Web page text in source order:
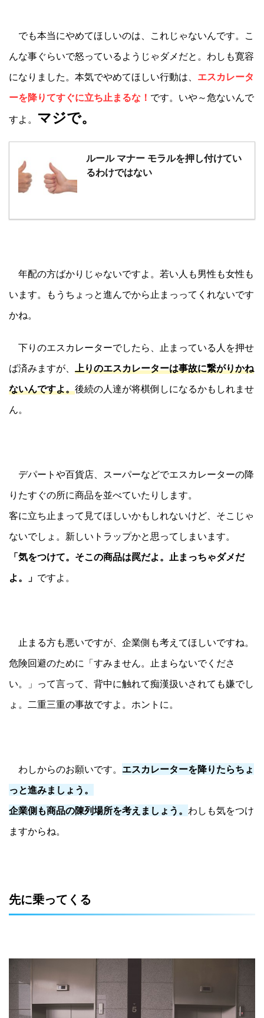
でも本当にやめてほしいのは、これじゃないんです。こ
んな事ぐらいで怒っているようじゃダメだと。わしも寛容
になりました。本気でやめてほしい行動は、 エスカレータ
ーを降りてすぐに立ち止まるな！ です。いや～危ないんで
すよ。 マジで。
ルール マナー モラルを押し付けてい
るわけではない
年配の方ばかりじゃないですよ。若い人も男性も女性も
います。もうちょっと進んでから止まっってくれないです
かね。
下りのエスカレーターでしたら、止まっている人を押せ
ば済みますが、 上りのエスカレーターは事故に繋がりかね
ないんですよ。後続の人達が将棋倒しになるかもしれませ
ん。
デパートや百貨店、スーパーなどでエスカレーターの降
りたすぐの所に商品を並べていたりします。
客に立ち止まって見てほしいかもしれないけど、そこじゃ
ないでしょ。新しいトラップかと思ってしまいます。
「気をつけて。そこの商品は罠だよ。止まっちゃダメだ
よ。」 ですよ。
止まる方も悪いですが、企業側も考えてほしいですね。
危険回避のために「すみません。止まらないでくださ
い。」って言って、背中に触れて痴漢扱いされても嫌でし
ょ。二重三重の事故ですよ。ホントに。
わしからのお願いです。 エスカレーターを降りたらちょ
っと進みましょう。
企業側も商品の陳列場所を考えましょう。 わしも気をつけ
ますからね。
先に乗ってくる